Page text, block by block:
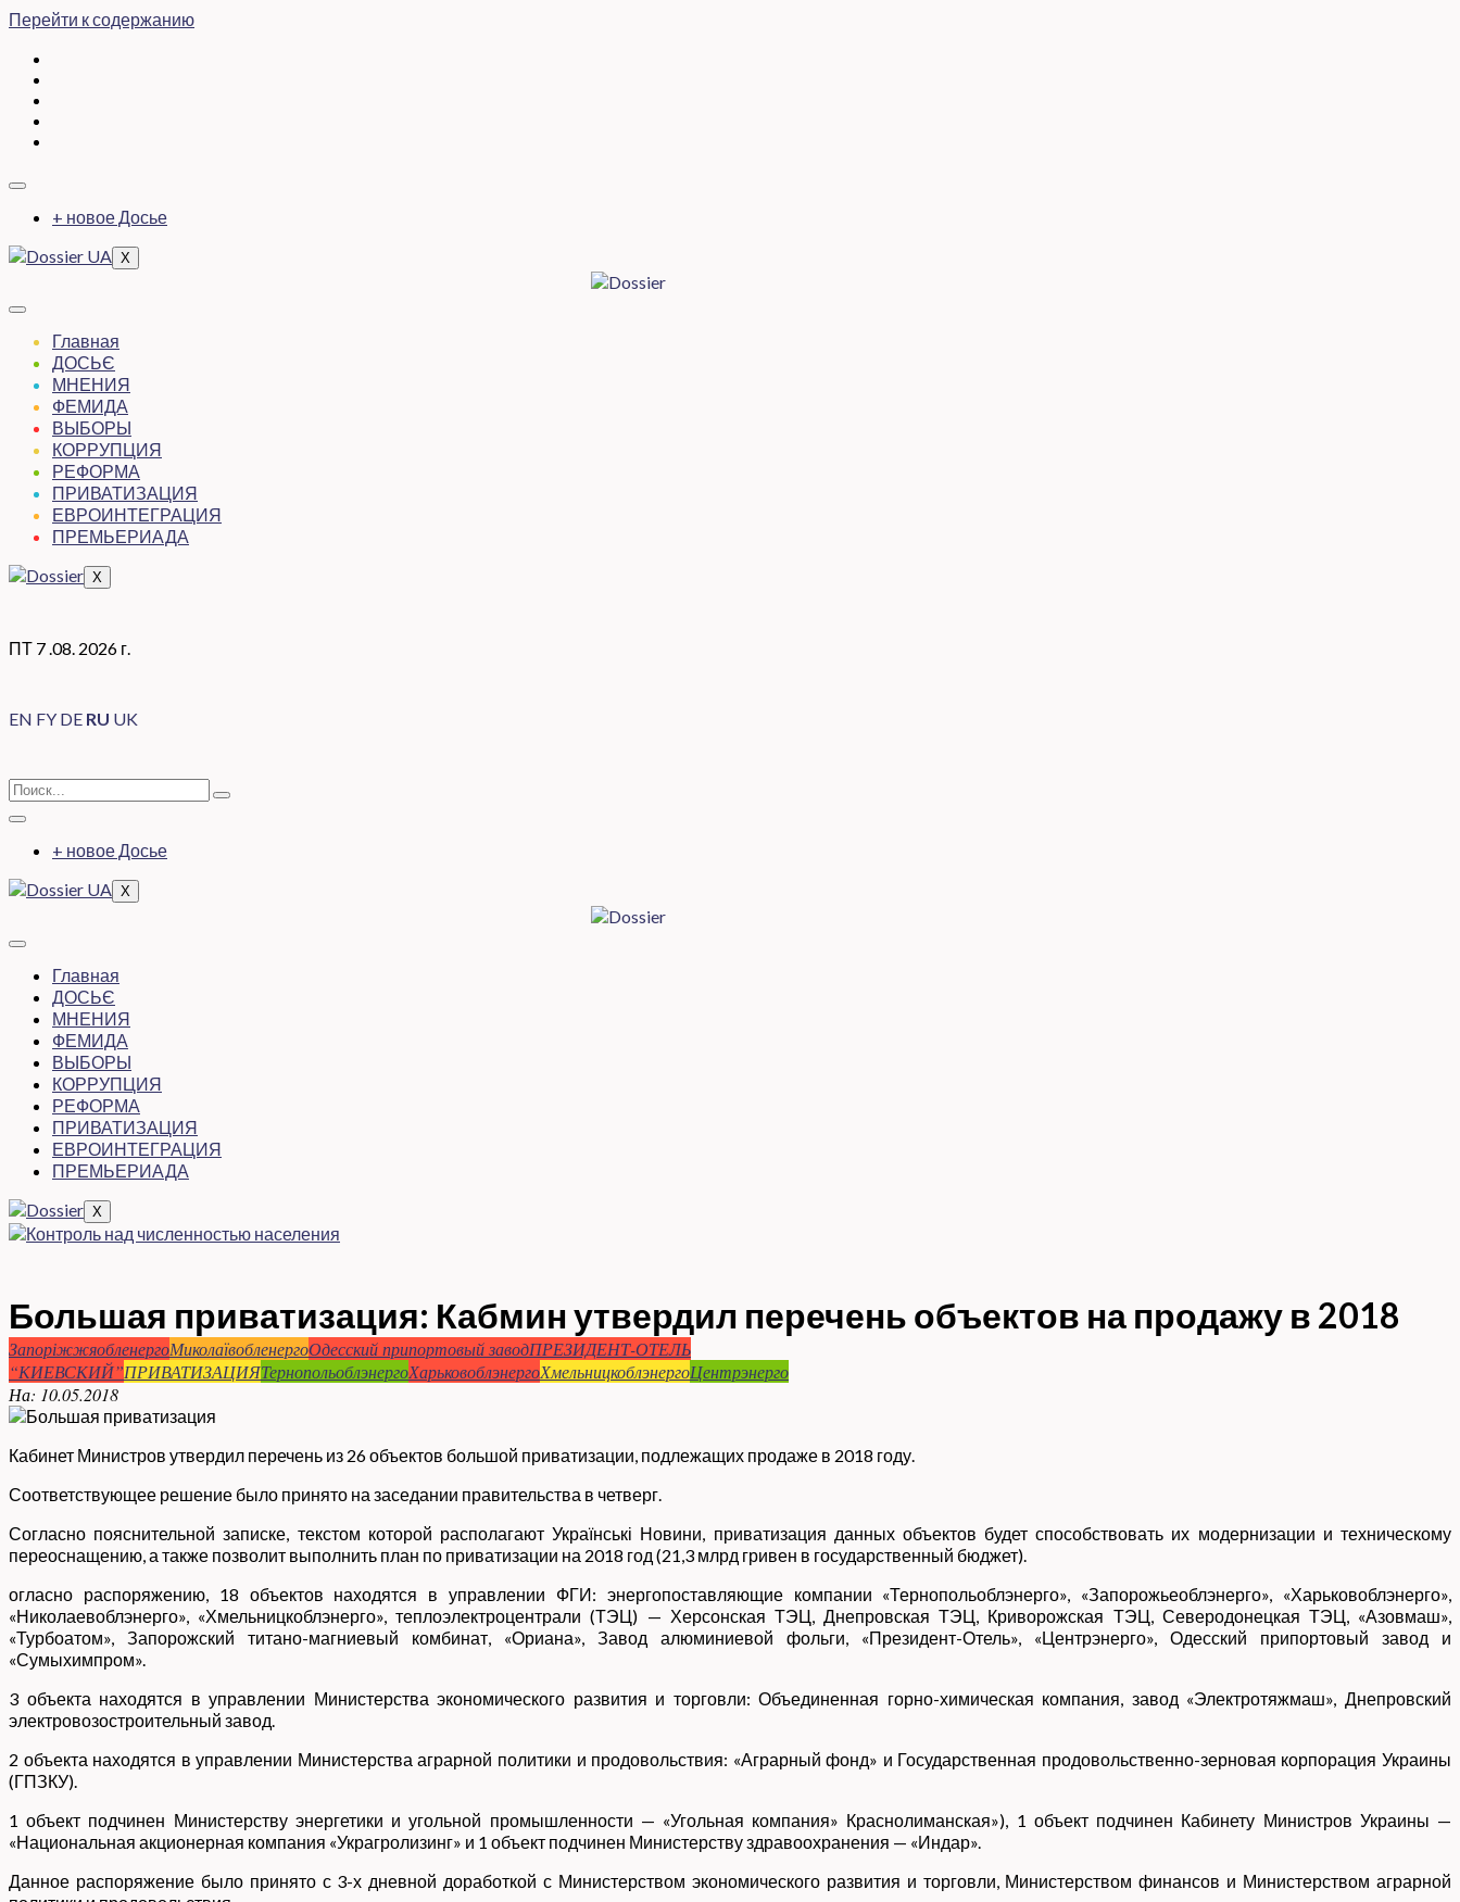
Перейти к содержанию
+ новое Досье
X
Главная
ДОСЬЄ
МНЕНИЯ
ФЕМИДА
ВЫБОРЫ
КОРРУПЦИЯ
РЕФОРМА
ПРИВАТИЗАЦИЯ
ЕВРОИНТЕГРАЦИЯ
ПРЕМЬЕРИАДА
X
ПТ 7 .08. 2026 г.
EN FY DE RU UK
+ новое Досье
X
Главная
ДОСЬЄ
МНЕНИЯ
ФЕМИДА
ВЫБОРЫ
КОРРУПЦИЯ
РЕФОРМА
ПРИВАТИЗАЦИЯ
ЕВРОИНТЕГРАЦИЯ
ПРЕМЬЕРИАДА
X
Большая приватизация: Кабмин утвердил перечень объектов на продажу в 2018
ЗапоріжжяобленергоМиколаївобленергоОдесский припортовый заводПРЕЗИДЕНТ-ОТЕЛЬ
“КИЕВСКИЙ”ПРИВАТИЗАЦИЯТернопольоблэнергоХарьковоблэнергоХмельницкоблэнергоЦентрэнерго
На: 10.05.2018
Кабинет Министров утвердил перечень из 26 объектов большой приватизации, подлежащих продаже в 2018 году.
Соответствующее решение было принято на заседании правительства в четверг.
Согласно пояснительной записке, текстом которой располагают Українські Новини, приватизация данных объектов будет способствовать их модернизации и техническому
переоснащению, а также позволит выполнить план по приватизации на 2018 год (21,3 млрд гривен в государственный бюджет).
огласно распоряжению, 18 объектов находятся в управлении ФГИ: энергопоставляющие компании «Тернопольоблэнерго», «Запорожьеоблэнерго», «Харьковоблэнерго»,
«Николаевоблэнерго», «Хмельницкоблэнерго», теплоэлектроцентрали (ТЭЦ) — Херсонская ТЭЦ, Днепровская ТЭЦ, Криворожская ТЭЦ, Северодонецкая ТЭЦ, «Азовмаш»,
«Турбоатом», Запорожский титано-магниевый комбинат, «Ориана», Завод алюминиевой фольги, «Президент-Отель», «Центрэнерго», Одесский припортовый завод и
«Сумыхимпром».
3 объекта находятся в управлении Министерства экономического развития и торговли: Объединенная горно-химическая компания, завод «Электротяжмаш», Днепровский
электровозостроительный завод.
2 объекта находятся в управлении Министерства аграрной политики и продовольствия: «Аграрный фонд» и Государственная продовольственно-зерновая корпорация Украины
(ГПЗКУ).
1 объект подчинен Министерству энергетики и угольной промышленности — «Угольная компания» Краснолиманская»), 1 объект подчинен Кабинету Министров Украины —
«Национальная акционерная компания «Украгролизинг» и 1 объект подчинен Министерству здравоохранения — «Индар».
Данное распоряжение было принято с 3-х дневной доработкой с Министерством экономического развития и торговли, Министерством финансов и Министерством аграрной